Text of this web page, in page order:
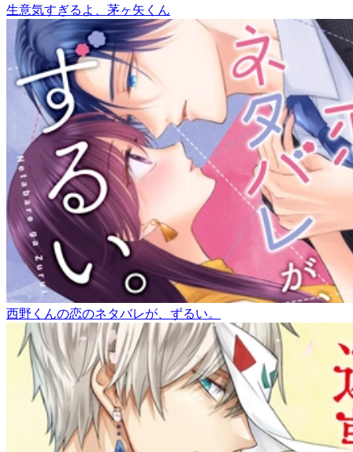
生意気すぎるよ、茅ヶ矢くん
西野くんの恋のネタバレが、ずるい。